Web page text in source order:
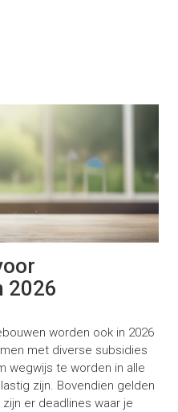
2026
worden ook in 2026
met diverse subsidies
wegwijs te worden in alle
zijn. Bovendien gelden
er deadlines waar je